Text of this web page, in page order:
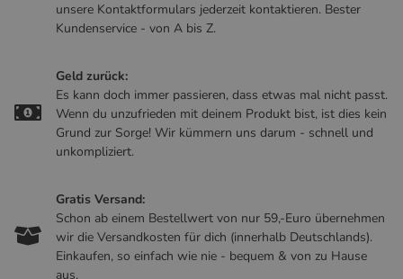
unsere Kontaktformulars jederzeit kontaktieren. Bester
Kundenservice - von A bis Z.
Geld zurück:
Es kann doch immer passieren, dass etwas mal nicht passt.
Wenn du unzufrieden mit deinem Produkt bist, ist dies kein
Grund zur Sorge! Wir kümmern uns darum - schnell und
unkompliziert.
Gratis Versand:
Schon ab einem Bestellwert von nur 59,-Euro übernehmen
wir die Versandkosten für dich (innerhalb Deutschlands).
Einkaufen, so einfach wie nie - bequem & von zu Hause
aus.